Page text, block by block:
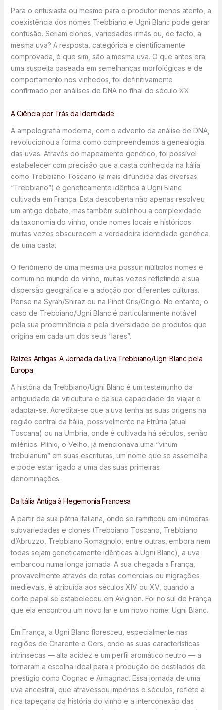
Para o entusiasta ou mesmo para o produtor menos atento, a
coexistência dos nomes Trebbiano e Ugni Blanc pode gerar
confusão. Seriam clones, variedades irmãs ou, de facto, a
mesma uva? A resposta, categórica e cientificamente
comprovada, é que sim, são a mesma uva. O que antes era
uma suspeita baseada em semelhanças morfológicas e de
comportamento nos vinhedos, foi definitivamente
confirmado por análises de DNA no final do século XX.
A Ciência por Trás da Identidade
A ampelografia moderna, com o advento da análise de DNA,
revolucionou a forma como compreendemos a genealogia
das uvas. Através do mapeamento genético, foi possível
estabelecer com precisão que a casta conhecida na Itália
como Trebbiano Toscano (a mais difundida das diversas
“Trebbiano”) é geneticamente idêntica à Ugni Blanc
cultivada em França. Esta descoberta não apenas resolveu
um antigo debate, mas também sublinhou a complexidade
da taxonomia do vinho, onde nomes locais e históricos
muitas vezes obscurecem a verdadeira identidade genética
de uma casta.
O fenómeno de uma mesma uva possuir múltiplos nomes é
comum no mundo do vinho, muitas vezes refletindo a sua
dispersão geográfica e a adoção por diferentes culturas.
Pense na Syrah/Shiraz ou na Pinot Gris/Grigio. No entanto, o
caso de Trebbiano/Ugni Blanc é particularmente notável
pela sua proeminência e pela diversidade de produtos que
origina em cada um dos seus “lares”.
Raízes Antigas: A Jornada da Uva Trebbiano/Ugni Blanc pela
Europa
A história da Trebbiano/Ugni Blanc é um testemunho da
antiguidade da viticultura e da sua capacidade de viajar e
adaptar-se. Acredita-se que a uva tenha as suas origens na
região central da Itália, possivelmente na Etrúria (atual
Toscana) ou na Umbria, onde é cultivada há séculos, senão
milénios. Plínio, o Velho, já mencionava uma “vinum
trebulanum” em suas escrituras, um nome que se assemelha
e pode estar ligado a uma das suas primeiras
denominações.
Da Itália Antiga à Hegemonia Francesa
A partir da sua pátria italiana, onde se ramificou em inúmeras
subvariedades e clones (Trebbiano Toscano, Trebbiano
d’Abruzzo, Trebbiano Romagnolo, entre outras, embora nem
todas sejam geneticamente idênticas à Ugni Blanc), a uva
embarcou numa longa jornada. A sua chegada a França,
provavelmente através de rotas comerciais ou migrações
medievais, é atribuída aos séculos XIV ou XV, quando a
corte papal se estabeleceu em Avignon. Foi no sul de França
que ela encontrou um novo lar e um novo nome: Ugni Blanc.
Em França, a Ugni Blanc floresceu, especialmente nas
regiões de Charente e Gers, onde as suas características
intrínsecas — alta acidez e um perfil aromático neutro — a
tornaram a escolha ideal para a produção de destilados de
prestígio como Cognac e Armagnac. Essa jornada de uma
uva ancestral, que atravessou impérios e séculos, reflete a
rica tapeçaria da história do vinho e a interconexão das